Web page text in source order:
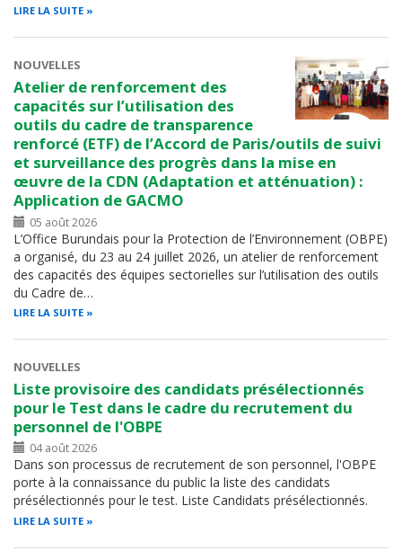
LIRE LA SUITE
NOUVELLES
Atelier de renforcement des
capacités sur l’utilisation des
outils du cadre de transparence
renforcé (ETF) de l’Accord de Paris/outils de suivi
et surveillance des progrès dans la mise en
œuvre de la CDN (Adaptation et atténuation) :
Application de GACMO
05 août 2026
L’Office Burundais pour la Protection de l’Environnement (OBPE)
a organisé, du 23 au 24 juillet 2026, un atelier de renforcement
des capacités des équipes sectorielles sur l’utilisation des outils
du Cadre de…
LIRE LA SUITE
NOUVELLES
Liste provisoire des candidats présélectionnés
pour le Test dans le cadre du recrutement du
personnel de l'OBPE
04 août 2026
Dans son processus de recrutement de son personnel, l'OBPE
porte à la connaissance du public la liste des candidats
présélectionnés pour le test. Liste Candidats présélectionnés.
LIRE LA SUITE